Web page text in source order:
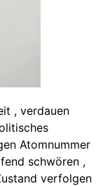
, verdauen
Atomnummer
schwören ,
verfolgen